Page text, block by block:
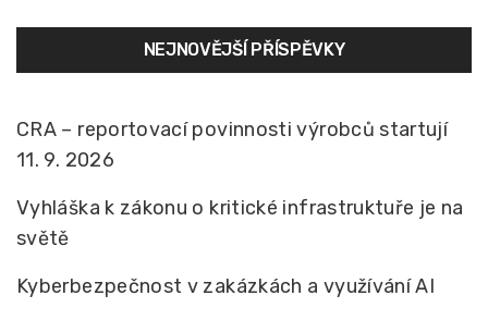
NEJNOVĚJŠÍ PŘÍSPĚVKY
CRA – reportovací povinnosti výrobců startují
11. 9. 2026
Vyhláška k zákonu o kritické infrastruktuře je na
světě
Kyberbezpečnost v zakázkách a využívání AI